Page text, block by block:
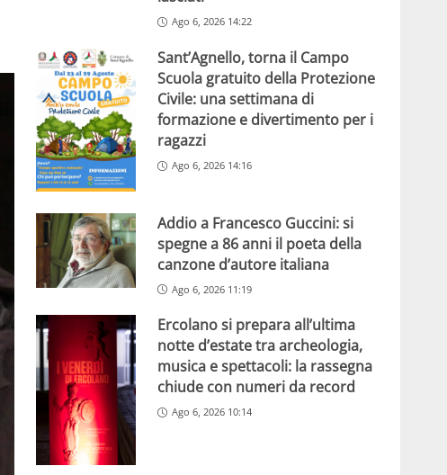
Ago 6, 2026 14:22
Sant’Agnello, torna il Campo
Scuola gratuito della Protezione
Civile: una settimana di
formazione e divertimento per i
ragazzi
Ago 6, 2026 14:16
Addio a Francesco Guccini: si
spegne a 86 anni il poeta della
canzone d’autore italiana
Ago 6, 2026 11:19
Ercolano si prepara all’ultima
notte d’estate tra archeologia,
musica e spettacoli: la rassegna
chiude con numeri da record
Ago 6, 2026 10:14